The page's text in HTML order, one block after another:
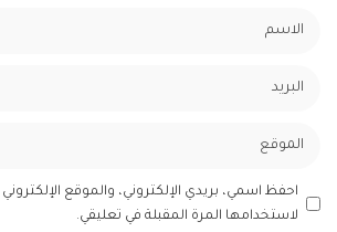
احفظ اسمي، بريدي الإلكتروني، والموقع
لاستخدامها المرة المقبلة في تعليقي.